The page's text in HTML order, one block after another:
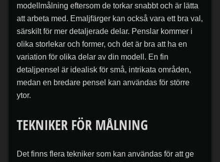
modellmålning eftersom de torkar snabbt och är lätta
att arbeta med. Emaljfärger kan också vara ett bra val,
särskilt för mer detaljerade delar. Penslar kommer i
olika storlekar och former, och det är bra att ha en
variation för olika delar av din modell. En fin
detaljpensel är idealisk för små, intrikata områden,
medan en bredare pensel kan användas för större
ytor.
TEKNIKER FÖR MÅLNING
Det finns flera tekniker som kan användas för att ge